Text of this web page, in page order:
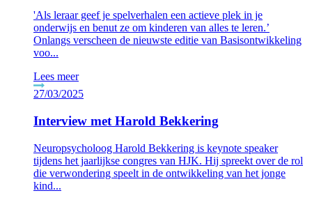
'Als leraar geef je spelverhalen een actieve plek in je
onderwijs en benut ze om kinderen van alles te leren.’
Onlangs verscheen de nieuwste editie van Basisontwikkeling
voo...
Lees meer
27/03/2025
Interview met Harold Bekkering
Neuropsycholoog Harold Bekkering is keynote speaker
tijdens het jaarlijkse congres van HJK. Hij spreekt over de rol
die verwondering speelt in de ontwikkeling van het jonge
kind...